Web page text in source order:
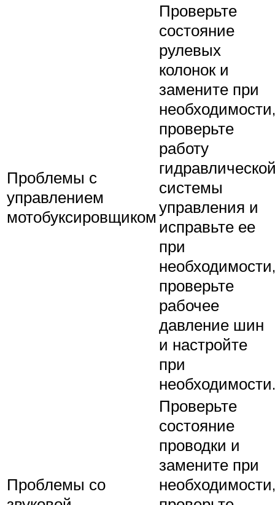
Проблемы с
управлением
мотобуксировщиком
Проверьте
состояние
рулевых
колонок и
замените при
необходимости,
проверьте
работу
системы
управления и
исправьте ее
при
необходимости,
проверьте
рабочее
давление шин
и настройте
при
необходимости.
Проблемы со
Проверьте
состояние
проводки и
замените при
необходимости,